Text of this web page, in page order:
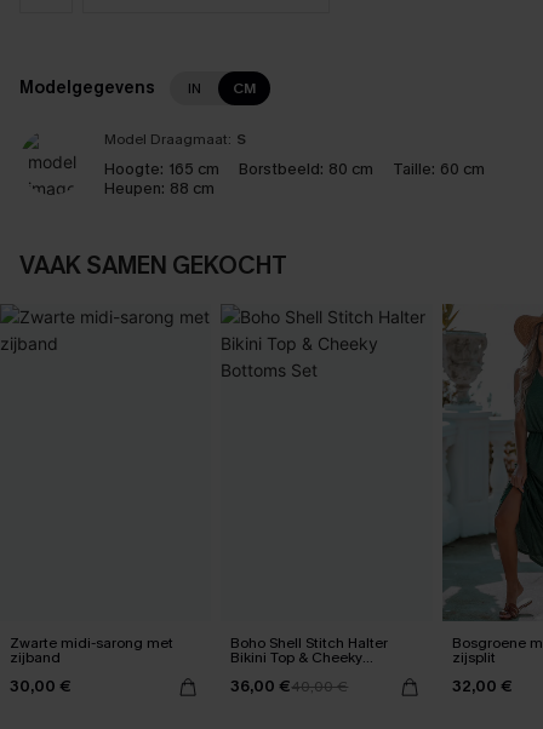
Modelgegevens IN CM
Model Draagmaat: S
Hoogte: 165 cm Borstbeeld: 80 cm Taille: 60 cm
Heupen: 88 cm
VAAK SAMEN GEKOCHT
Zwarte midi-sarong met
zijband
30,00 €
Boho Shell Stitch Halter
Bikini Top & Cheeky
Bottoms Set
36,00 €40,00 €
Bosgroene
zijsplit
32,00 €